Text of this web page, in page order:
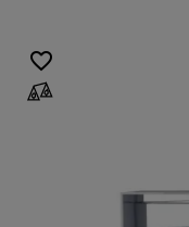
favorite_border